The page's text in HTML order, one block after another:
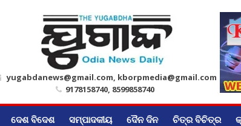
yugabdanews@gmail.com, kborpmedia@gmail.com
9178158740, 8599858740
ଦେଶ ବିଦେଶ ସମ୍ପାଦକୀୟ ଦୈନ ଦିନ ଚିତ୍ର ବିଚିତ୍ର